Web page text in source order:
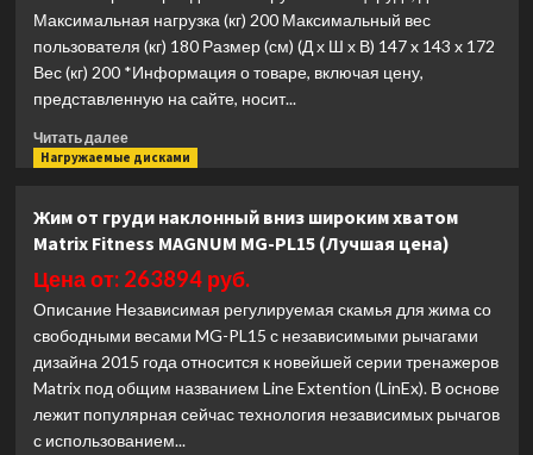
5
для
HD010-
(Лучшая
цена)
Максимальная нагрузка (кг) 200 Максимальный вес
пользователя (кг) 180 Размер (см) (Д х Ш х В) 147 x 143 x 172
Вес (кг) 200 *Информация о товаре, включая цену,
представленную на сайте, носит...
Читать далееПрочитать
больше
от
груди
Kraft
Fitness
KFPLCP
(Лучшая
цена)
Нагружаемые дисками
Жим от груди наклонный вниз широким хватом
Matrix Fitness MAGNUM MG-PL15 (Лучшая цена)
Цена от: 263894 руб.
Описание Независимая регулируемая скамья для жима со
свободными весами MG-PL15 с независимыми рычагами
дизайна 2015 года относится к новейшей серии тренажеров
Matrix под общим названием Line Extention (LinEx). В основе
лежит популярная сейчас технология независимых рычагов
с использованием...